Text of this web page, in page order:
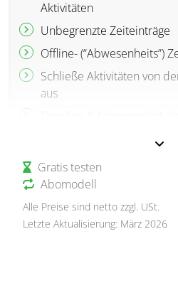
Aktivitäten
Unbegrenzte Zeiteinträge
Offline- (“Abwesenheits”)
Schließe Aktivitäten von
aus
Erstelle eine unbegrenzte
Projekten in Memtime
Integrationen von Kalendern
Stundenzettel-Report
Gratis testen
Abomodell
Alle Preise sind netto zzgl. USt.
Letzte Aktualisierung: März 2026